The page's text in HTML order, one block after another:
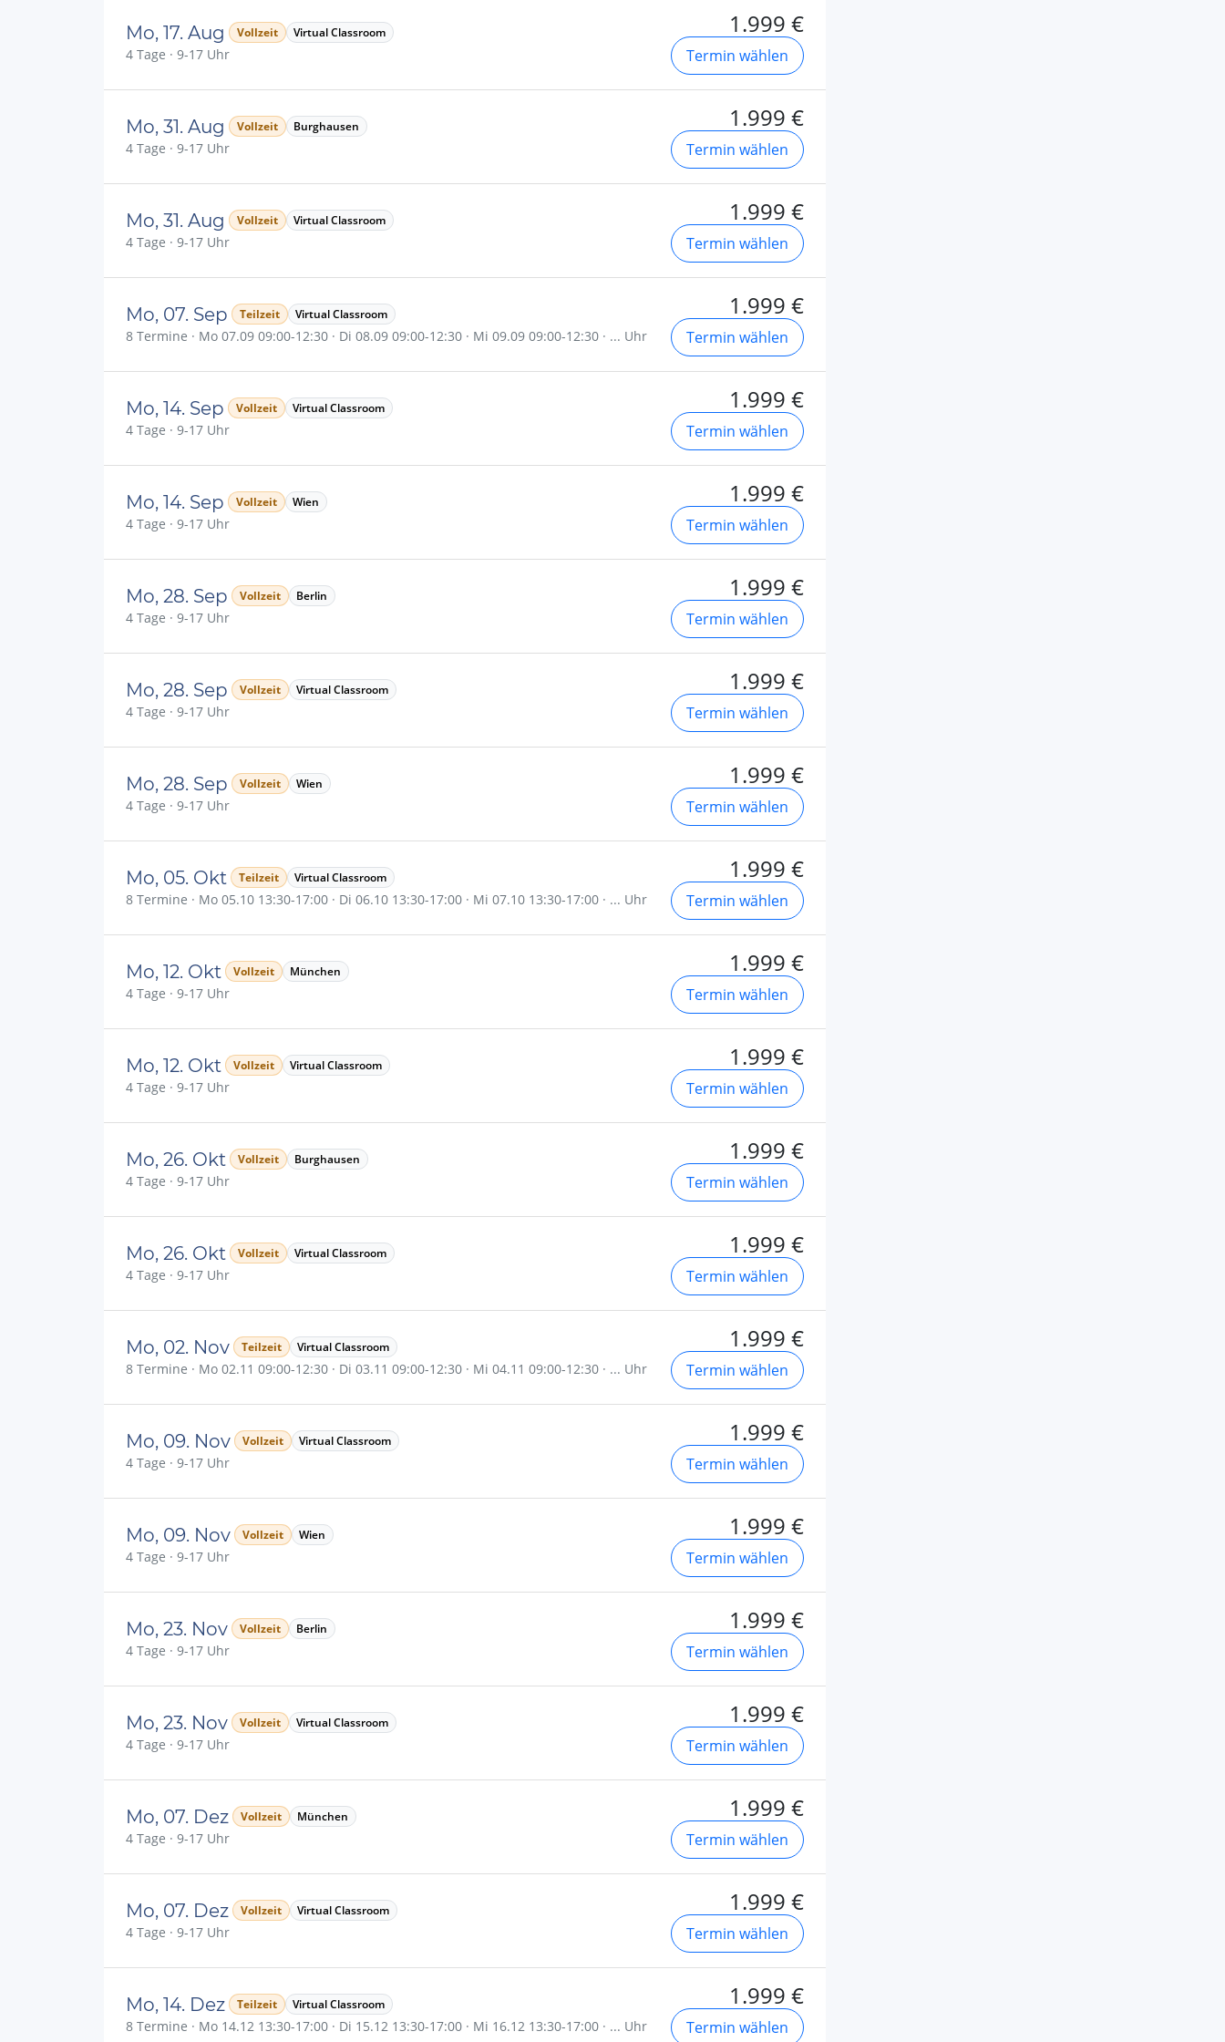
Mo, 17. Aug Vollzeit Virtual Classroom
4 Tage · 9-17 Uhr
1.999 €
Termin wählen
Mo, 31. Aug Vollzeit Burghausen
4 Tage · 9-17 Uhr
1.999 €
Termin wählen
Mo, 31. Aug Vollzeit Virtual Classroom
4 Tage · 9-17 Uhr
1.999 €
Termin wählen
Mo, 07. Sep Teilzeit Virtual Classroom
8 Termine · Mo 07.09 09:00-12:30 · Di 08.09 09:00-12:30 · Mi 09.09 09:00-12:30 · ... Uhr
1.999 €
Termin wählen
Mo, 14. Sep Vollzeit Virtual Classroom
4 Tage · 9-17 Uhr
1.999 €
Termin wählen
Mo, 14. Sep Vollzeit Wien
4 Tage · 9-17 Uhr
1.999 €
Termin wählen
Mo, 28. Sep Vollzeit Berlin
4 Tage · 9-17 Uhr
1.999 €
Termin wählen
Mo, 28. Sep Vollzeit Virtual Classroom
4 Tage · 9-17 Uhr
1.999 €
Termin wählen
Mo, 28. Sep Vollzeit Wien
4 Tage · 9-17 Uhr
1.999 €
Termin wählen
Mo, 05. Okt Teilzeit Virtual Classroom
8 Termine · Mo 05.10 13:30-17:00 · Di 06.10 13:30-17:00 · Mi 07.10 13:30-17:00 · ... Uhr
1.999 €
Termin wählen
Mo, 12. Okt Vollzeit München
4 Tage · 9-17 Uhr
1.999 €
Termin wählen
Mo, 12. Okt Vollzeit Virtual Classroom
4 Tage · 9-17 Uhr
1.999 €
Termin wählen
Mo, 26. Okt Vollzeit Burghausen
4 Tage · 9-17 Uhr
1.999 €
Termin wählen
Mo, 26. Okt Vollzeit Virtual Classroom
4 Tage · 9-17 Uhr
1.999 €
Termin wählen
Mo, 02. Nov Teilzeit Virtual Classroom
8 Termine · Mo 02.11 09:00-12:30 · Di 03.11 09:00-12:30 · Mi 04.11 09:00-12:30 · ... Uhr
1.999 €
Termin wählen
Mo, 09. Nov Vollzeit Virtual Classroom
4 Tage · 9-17 Uhr
1.999 €
Termin wählen
Mo, 09. Nov Vollzeit Wien
4 Tage · 9-17 Uhr
1.999 €
Termin wählen
Mo, 23. Nov Vollzeit Berlin
4 Tage · 9-17 Uhr
1.999 €
Termin wählen
Mo, 23. Nov Vollzeit Virtual Classroom
4 Tage · 9-17 Uhr
1.999 €
Termin wählen
Mo, 07. Dez Vollzeit München
4 Tage · 9-17 Uhr
1.999 €
Termin wählen
Mo, 07. Dez Vollzeit Virtual Classroom
4 Tage · 9-17 Uhr
1.999 €
Termin wählen
Mo, 14. Dez Teilzeit Virtual Classroom
8 Termine · Mo 14.12 13:30-17:00 · Di 15.12 13:30-17:00 · Mi 16.12 13:30-17:00 · ... Uhr
1.999 €
Termin wählen